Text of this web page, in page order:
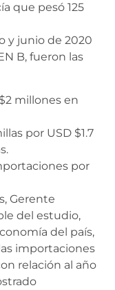
que pesó 125
y junio de 2020
B, fueron las
millones en
por USD $1.7
por
Gerente
del estudio,
del país,
importaciones
relación al año